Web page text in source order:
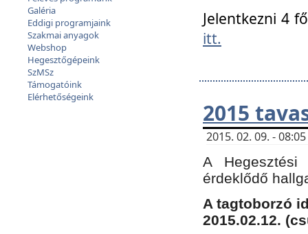
Galéria
Eddigi programjaink
Szakmai anyagok
Webshop
Hegesztőgépeink
SzMSz
Támogatóink
Elérhetőségeink
Jelentkezni 4
itt.
2015
2015. 02. 09. -
A
érdeklődő
A tagtoborzó
2015.02.12.